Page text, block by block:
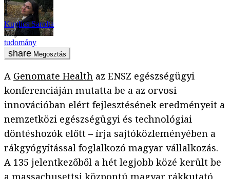
Kuglics Sarolta
május 28.
tudomány
Megosztás
A Genomate Health az ENSZ egészségügyi
konferenciáján mutatta be a az orvosi
innovációban elért fejlesztésének eredményeit a
nemzetközi egészségügyi és technológiai
döntéshozók előtt – írja sajtóközleményében a
rákgyógyítással foglalkozó magyar vállalkozás.
A 135 jelentkezőből a hét legjobb közé került be
a massachusettsi központú magyar rákkutató